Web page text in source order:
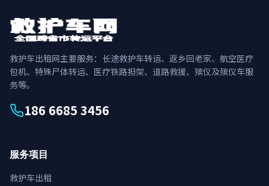
救护车出租网主要服务：长途救护车转运、返乡回老家、航空医疗
包机、特殊尸体转运、医疗铁路担架、道路救援、殡仪及殡仪车服
务等。
186 6685 3456
服务项目
救护车出租